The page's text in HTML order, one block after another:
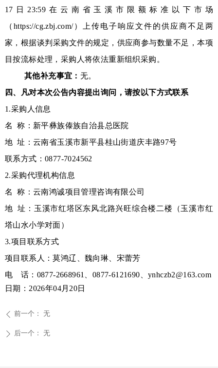
17日23:59 在 云南省玉溪市 限额标准以下市场
（ https://cg.zbj.com/）上传电子响应文件的供应商不足 两
家，根据谈判 采购文件的规定， 供应商参与数量不足 ，本项
目按流标处理 ，采购人将依法重新组织采购。
其他补充事宜 ： 无。
四、凡对本次公告内容提出询问，请按以下方式联系
1 .采购人信息
名
称：新平彝族傣族自治县总医院
地 址：云南省玉溪市新平县桂山街道庆丰路97号
联系方式： 0877-7024562
2.采购代理机构信息
名
称：云南鸿诚项目管理咨询有限公司
地
址：玉溪市红塔区东风北路兴旺综合楼二楼（玉溪市红
塔山水小学对面）
3.项目联系方式
项目联系人：莫鸿辽、魏向琳、宋蕾芳
电 话： 0877-2668961、0877-6121690、ynhczb2@163.com
日期： 2026年04月 20日
ꄴ 前一个： 无
ꄲ 后一个： 无